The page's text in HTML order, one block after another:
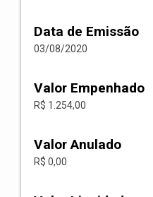
Data de Emissão
03/08/2020
Valor Empenhado
R$ 1.254,00
Valor Anulado
R$ 0,00